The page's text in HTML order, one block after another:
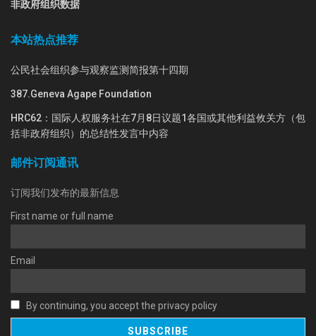
非政府组织数据
本站热点推荐
公民社会组织参与观察监测简报第十四期
387.Geneva Agape Foundation
HRC62：国际人权服务社在7月8日议题1各国或其他利益攸关方（包
括非政府组织）的总结性发言中内容
邮件订阅通讯
订阅我们发布的最新信息
First name or full name
Email
By continuing, you accept the privacy policy